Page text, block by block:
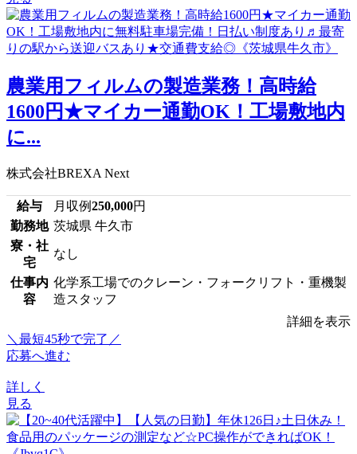
農業用フィルムの製造業務！高時給
1600円★マイカー通勤OK！工場敷地内
に...
株式会社BREXA Next
給与 月収例250,000円
勤務地 茨城県 牛久市
寮・社
宅
なし
仕事内
容
化学系工場でのクレーン・フォークリフト・重機製
造スタッフ
詳細を表示
＼最短45秒で完了／
応募へ進む
詳しく
見る